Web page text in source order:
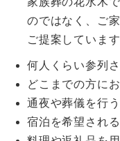
のではなく、ご
ご提案しています
何人くらい参列
どこまでの方に
通夜や葬儀を行
宿泊を希望され